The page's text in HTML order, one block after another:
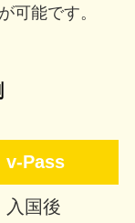
可能です。
v‑Pass
入国後